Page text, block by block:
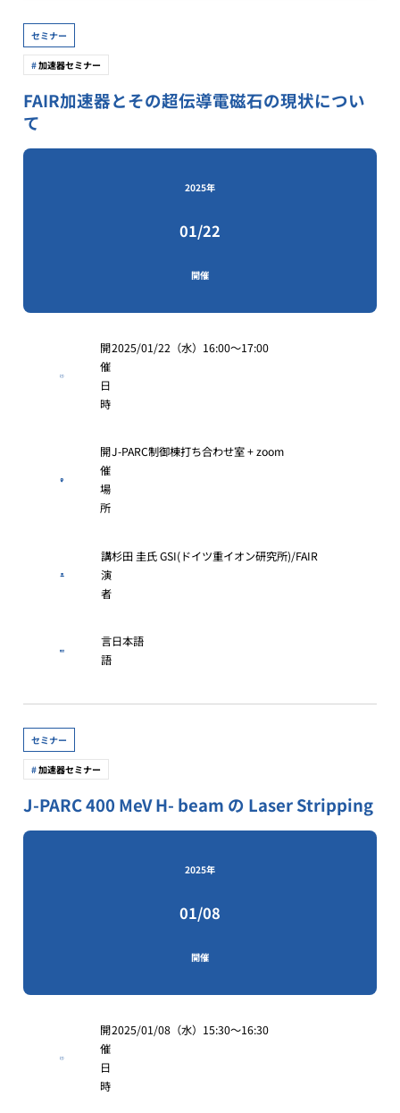
セミナー
加速器セミナー
FAIR加速器とその超伝導電磁石の現状につい
て
2025年
01/22
開催
開
催
日
時
2025/01/22（水）16:00〜17:00
開
催
場
所
J-PARC制御棟打ち合わせ室 + zoom
講
演
者
杉田 圭氏 GSI(ドイツ重イオン研究所)/FAIR
言
語
日本語
セミナー
加速器セミナー
J-PARC 400 MeV H- beam の Laser Stripping
2025年
01/08
開催
開
催
日
時
2025/01/08（水）15:30〜16:30